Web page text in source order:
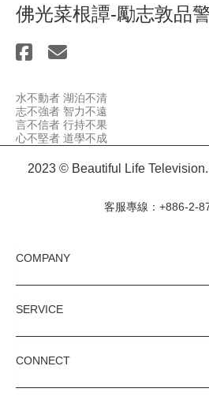
佛光菜根譚-勵志敦品
水不動者 湖泊不清
志不強者 智力不遠
言不信者 行持不果
心不堅者 道學不成
2023 © Beautiful Life
客服專線：+886-2-
COMPANY
SERVICE
CONNECT